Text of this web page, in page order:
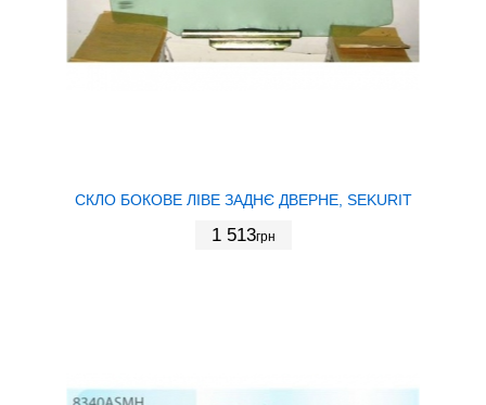
СКЛО БОКОВЕ ЛІВЕ ЗАДНЄ ДВЕРНЕ, SEKURIT
1 513грн